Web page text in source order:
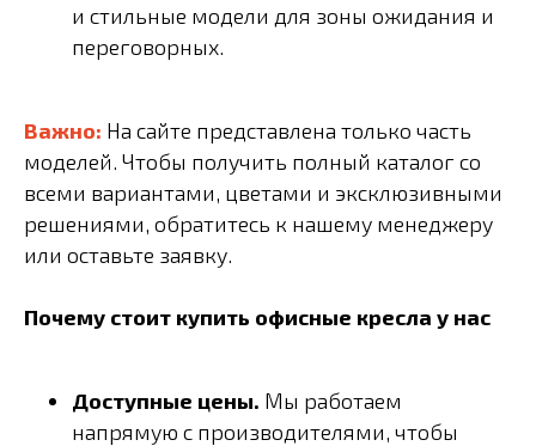
и стильные модели для зоны ожидания и
переговорных.
Важно: На сайте представлена только часть
моделей. Чтобы получить полный каталог со
всеми вариантами, цветами и эксклюзивными
решениями, обратитесь к нашему менеджеру
или оставьте заявку.
Почему стоит купить офисные кресла у нас
Доступные цены. Мы работаем
напрямую с производителями, чтобы